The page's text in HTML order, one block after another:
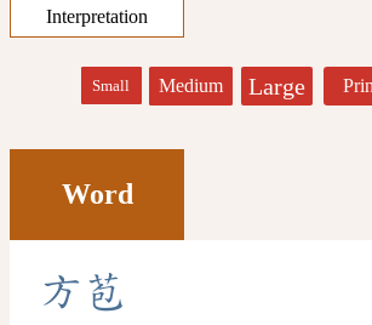
Interpretation
Small Medium Large
Word
方 苞